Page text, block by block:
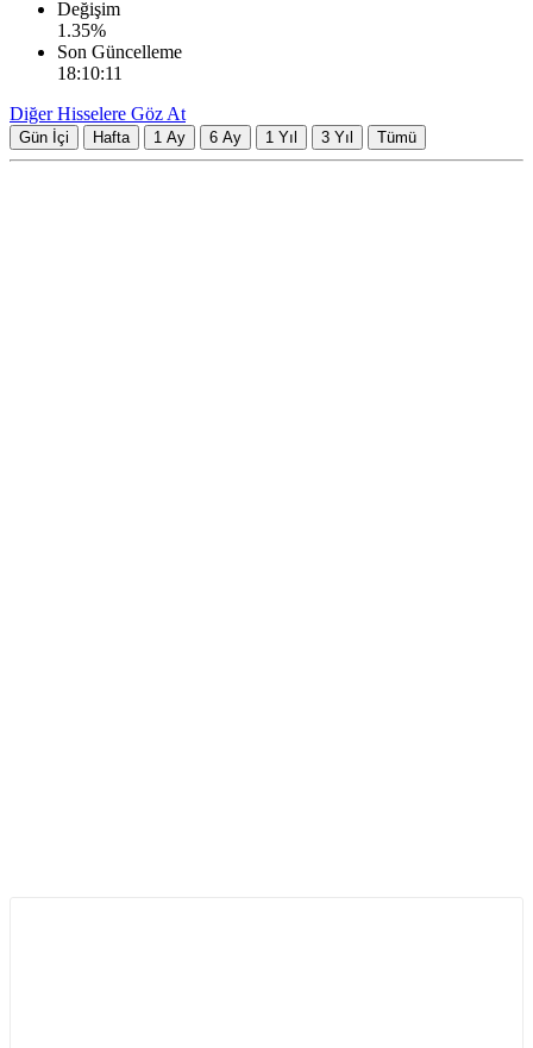
Değişim
1.35%
Son Güncelleme
18:10:11
Diğer Hisselere Göz At
Gün İçi Hafta 1 Ay 6 Ay 1 Yıl 3 Yıl Tümü